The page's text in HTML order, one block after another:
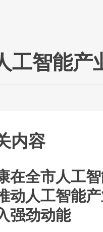
工智能产
内容
在全市人工
动人工智能
强劲动能